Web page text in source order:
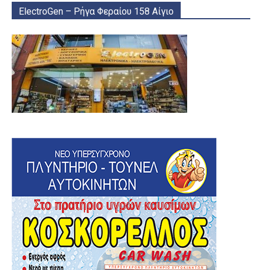
ElectroGen – Ρήγα Φεραίου 158 Αίγιο